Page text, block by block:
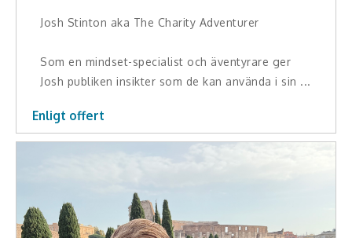
Skådespelare
Alla talare
Josh Stinton aka The Charity Adventurer
Som en mindset-specialist och äventyrare ger
Josh publiken insikter som de kan använda i sin ...
Enligt offert